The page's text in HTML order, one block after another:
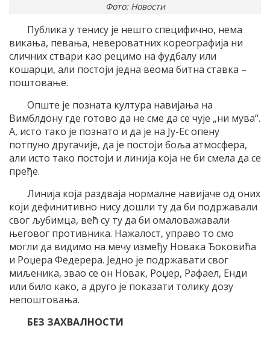
Фото: Новости
Публика у тенису је нешто специфично, нема
викања, певања, невероватних кореографија ни
сличних ствари као рецимо на фудбалу или
кошарци, али постоји једна веома битна ставка –
поштовање.
Опште је позната култура навијања на
Вимблдону где готово да не сме да се чује „ни мува“.
А, исто тако је познато и да је на Ју-Ес опену
потпуно другачије, да је постоји боља атмосфера,
али исто тако постоји и линија која не би смела да се
пређе.
Линија која раздваја нормалне навијаче од оних
који дефинитивно нису дошли ту да би подржавали
свог љубимца, већ су ту да би омаловажавали
његовог противника. Нажалост, управо то смо
могли да видимо на мечу између Новака Ђоковића
и Роџера Федерера. Једно је подржавати свог
миљеника, звао се он Новак, Роџер, Рафаел, Енди
или било како, а друго је показати толику дозу
непоштовања.
БЕЗ ЗАХВАЛНОСТИ